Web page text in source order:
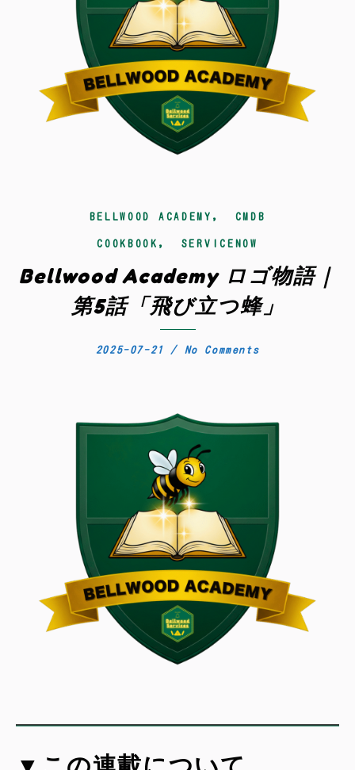
BELLWOOD ACADEMY , CMDB
COOKBOOK , SERVICENOW
Bellwood Academy ロゴ物語｜
第5話「飛び立つ蜂」
2025-07-21 / No Comments